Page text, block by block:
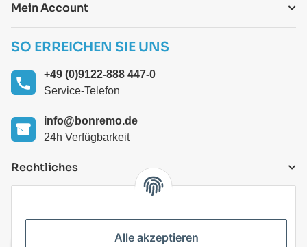
Mein Account
SO ERREICHEN SIE UNS
+49 (0)9122-888 447-0
Service-Telefon
info@bonremo.de
24h Verfügbarkeit
Rechtliches
Alle akzeptieren